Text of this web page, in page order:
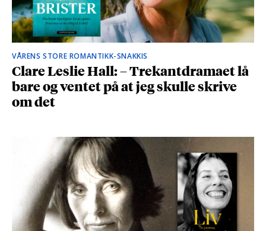
VÅRENS STORE ROMANTIKK-SNAKKIS
Clare Leslie Hall: – Trekantdramaet lå
bare og ventet på at jeg skulle skrive
om det